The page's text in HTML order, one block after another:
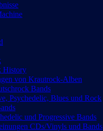
von Krautrock-Alben
Bands
Psychedelic, Blues und Rock
und Progressive Bands
CDs/Vinyls und Bands